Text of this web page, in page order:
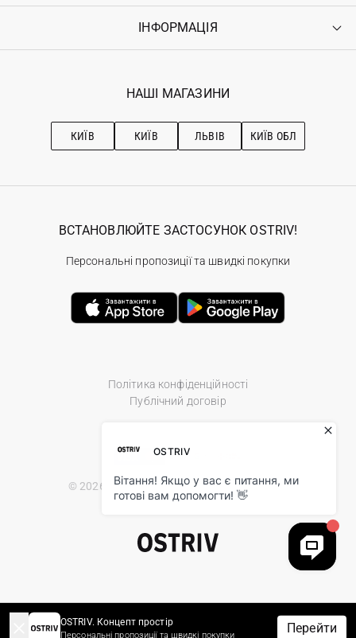
Повернення
Гарантія
Увійти
Ostriv Club+
ІНФОРМАЦІЯ
Наші магазини
Рекомендації з догляду
НАШІ МАГАЗИНИ
КИЇВ КИЇВ ЛЬВІВ КИЇВ ОБЛ
Політика конфіденційності
Публічний договір
© 2026 Ostriv.ua Store. All Rights Reserved.
ВСТАНОВЛЮЙТЕ ЗАСТОСУНОК OSTRIV!
Персональні пропозиції та швидкі покупки
OSTRIV. Концепт простір
Персональні пропозиції та швидкі покупки Перейти